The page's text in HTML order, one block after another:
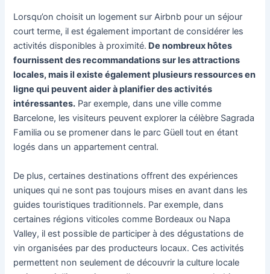
Lorsqu’on choisit un logement sur Airbnb pour un séjour
court terme, il est également important de considérer les
activités disponibles à proximité. De nombreux hôtes
fournissent des recommandations sur les attractions
locales, mais il existe également plusieurs ressources en
ligne qui peuvent aider à planifier des activités
intéressantes. Par exemple, dans une ville comme
Barcelone, les visiteurs peuvent explorer la célèbre Sagrada
Familia ou se promener dans le parc Güell tout en étant
logés dans un appartement central.
De plus, certaines destinations offrent des expériences
uniques qui ne sont pas toujours mises en avant dans les
guides touristiques traditionnels. Par exemple, dans
certaines régions viticoles comme Bordeaux ou Napa
Valley, il est possible de participer à des dégustations de
vin organisées par des producteurs locaux. Ces activités
permettent non seulement de découvrir la culture locale